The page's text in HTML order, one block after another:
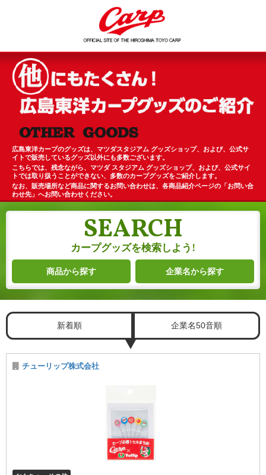
広島東洋カープのグッズは、マツダスタジアム グッズショップ、および、公式サ
イトで販売しているグッズ以外にも多数ございます。
こちらでは、残念ながら、マツダ スタジアム グッズショップ、および、公式サイ
トでは取り扱うことができない、多数のカープグッズをご紹介します。
なお、販売場所など商品に関するお問い合わせは、各商品紹介ページの「お問い合
わせ先」へお問い合わせください。
SEARCH
カープグッズを検索しよう!
商品から探す 企業名から探す
新着順 企業名50音順
チューリップ株式会社